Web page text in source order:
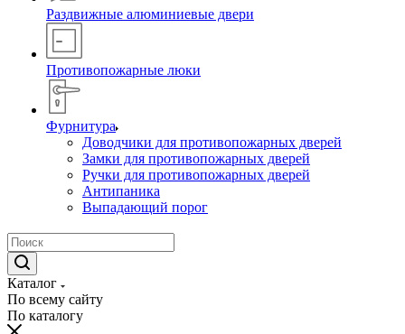
Раздвижные алюминиевые двери
Противопожарные люки
Фурнитура
Доводчики для противопожарных дверей
Замки для противопожарных дверей
Ручки для противопожарных дверей
Антипаника
Выпадающий порог
Каталог
По всему сайту
По каталогу